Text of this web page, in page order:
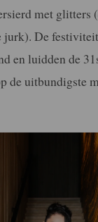
met glitters
jurk). De
en luidden de
de uitbundigste